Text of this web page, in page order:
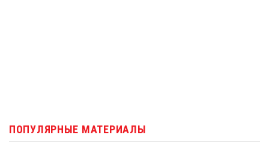
ПОПУЛЯРНЫЕ МАТЕРИАЛЫ